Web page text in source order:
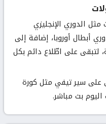
مثل الدوري الإنجليزي
أبطال أوروبا، إضافة إلى
لتبقى على اطّلاع دائم بكل
على سير تيفي مثل كورة
اليوم بث مباشر.